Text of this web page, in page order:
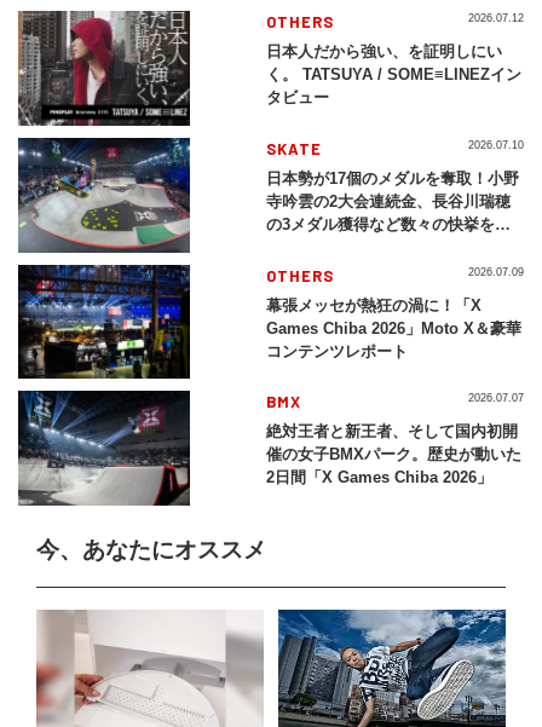
OTHERS
日本人だから強い、を証明しにい
く。 TATSUYA / SOME≡LINEZイン
タビュー
2026.07.12
SKATE
日本勢が17個のメダルを奪取！小野
寺吟雲の2大会連続金、長谷川瑞穂
の3メダル獲得など数々の快挙をプ
2026」
2026.07.10
OTHERS
幕張メッセが熱狂の渦に！「X
Games Chiba 2026」Moto X＆豪華
コンテンツレポート
2026.07.09
BMX
絶対王者と新王者、そして国内初開
催の女子BMXパーク。歴史が動いた
2日間「X Games Chiba 2026」
2026.07.07
今、あなたにオススメ